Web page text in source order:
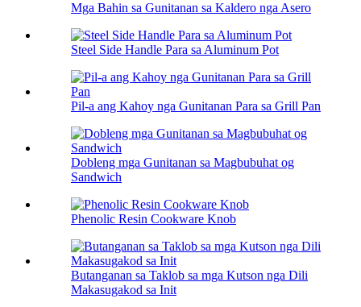
Mga Bahin sa Gunitanan sa Kaldero nga Asero
Steel Side Handle Para sa Aluminum Pot
Pil-a ang Kahoy nga Gunitanan Para sa Grill Pan
Dobleng mga Gunitanan sa Magbubuhat og
Sandwich
Phenolic Resin Cookware Knob
Butanganan sa Taklob sa mga Kutson nga Dili
Makasugakod sa Init